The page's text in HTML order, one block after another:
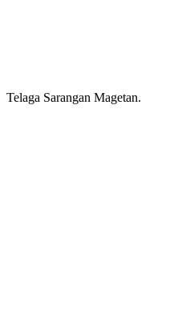
Telaga Sarangan Magetan.